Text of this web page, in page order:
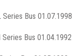
Bus 01.07.1998
Bus 01.04.1992